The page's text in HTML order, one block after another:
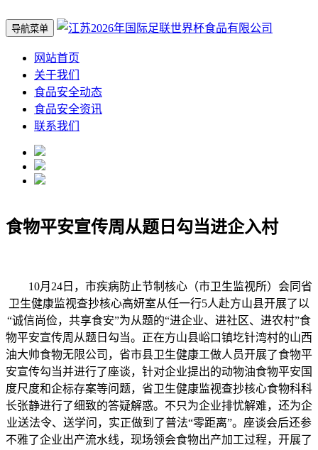
导航菜单
网站首页
关于我们
食品安全动态
食品安全资讯
联系我们
食物平安宣传周从题日勾当进企入村
10月24日，市疾病防止节制核心（市卫生监视所）会同省
卫生健康监视查抄核心高妍室从任一行5人赴方山县开展了以
“诚信尚俭，共享食安”为从题的“进企业、进社区、进农村”食
物平安宣传周从题日勾当。正在方山县峪口镇圪针湾村的山西
油大帅食物无限公司，省市县卫生健康工做人员开展了食物平
安宣传勾当并进行了座谈，针对企业提出的动物油食物平安国
度尺度和企标存案等问题，省卫生健康监视查抄核心食物科科
长张静进行了细致的答疑解惑。不只为企业排忧解难，还为企
业送法令、送学问，实正做到了普法“零距离”。座谈会后还参
不雅了企业出产流水线，现场领会食物出产加工过程，开展了